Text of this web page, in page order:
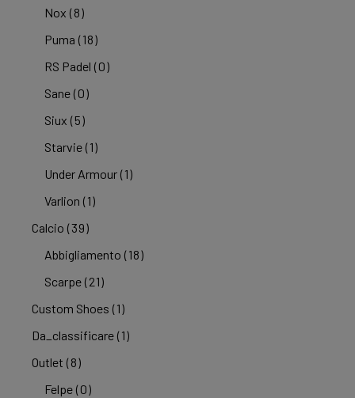
Nox (8)
Puma (18)
RS Padel (0)
Sane (0)
Siux (5)
Starvie (1)
Under Armour (1)
Varlion (1)
Calcio (39)
Abbigliamento (18)
Scarpe (21)
Custom Shoes (1)
Da_classificare (1)
Outlet (8)
Felpe (0)